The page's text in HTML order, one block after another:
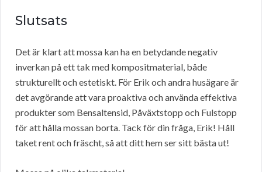
Slutsats
Det är klart att mossa kan ha en betydande negativ
inverkan på ett tak med kompositmaterial, både
strukturellt och estetiskt. För Erik och andra husägare är
det avgörande att vara proaktiva och använda effektiva
produkter som Bensaltensid, Påväxtstopp och Fulstopp
för att hålla mossan borta. Tack för din fråga, Erik! Håll
taket rent och fräscht, så att ditt hem ser sitt bästa ut!